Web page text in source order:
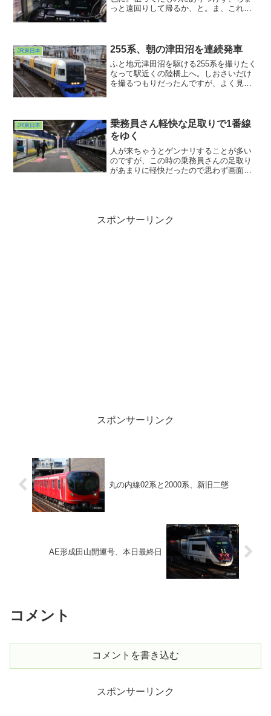
っと遠回りして帰るか、と。ま、これで
ジの日比谷線。降りてくる人は多いけど
これから乗ろうとする人はそうでもなさ
そ？
JR東日本 255系、朝の津田沼を連続発車
ふと地元津田沼を駆ける255系を撮りたく
なって駅近くの陸橋上へ。しおさいだけ
を撮るつもりだったんですが、よく見る
255系を見ることができたという、なんと
もラッキーな休日の朝でした。お腹いっ
ぱいですw
JR東日本
乗務員さん軽快な足取りで1番線
をゆく
人が来ちゃうとゲンナリすることが多い
のですが、この時の乗務員さんの足取り
があまりに軽快だったので思わず画面に
スポンサーリンク
スポンサーリンク
丸の内線02系と2000系、新旧二態
AE形成田山開運号、本日最終日
コメント
コメントを書き込む
スポンサーリンク